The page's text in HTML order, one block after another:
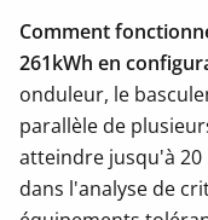
Comment
261kWh en
onduleur, le
parallèle de
atteindre jusqu'à
dans l'analyse de